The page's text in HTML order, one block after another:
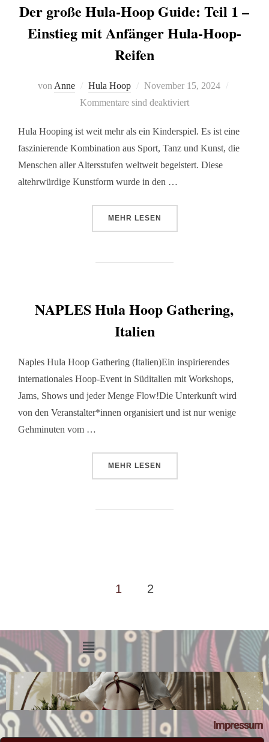
Der große Hula-Hoop Guide: Teil 1 –
Einstieg mit Anfänger Hula-Hoop-
Reifen
von Anne Hula Hoop
November 15, 2024
Kommentare sind deaktiviert
Hula Hooping ist weit mehr als ein Kinderspiel. Es ist eine
faszinierende Kombination aus Sport, Tanz und Kunst, die
Menschen aller Altersstufen weltweit begeistert. Diese
altehrwürdige Kunstform wurde in den …
MEHR LESEN
NAPLES Hula Hoop Gathering,
Italien
Naples Hula Hoop Gathering (Italien)Ein inspirierendes
internationales Hoop-Event in Süditalien mit Workshops,
Jams, Shows und jeder Menge Flow!Die Unterkunft wird
von den Veranstalter*innen organisiert und ist nur wenige
Gehminuten vom …
MEHR LESEN
1 2
Impressum